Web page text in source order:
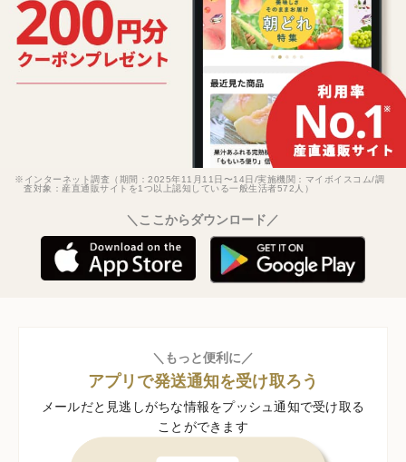
※インターネット調査（期間：2025年11月11日〜14日/実施機関：マイボイスコム/調
査対象：産直通販サイトを1つ以上認知している一般生活者572人）
＼ここからダウンロード／
＼もっと便利に／
アプリで発送通知を受け取ろう
メールだと見逃しがちな情報をプッシュ通知で受け取る
ことができます